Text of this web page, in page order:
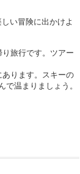
い冒険に出かけよ
旅行です。ツアー
ります。スキーの
温まりましょう。